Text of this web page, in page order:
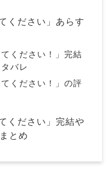
ください」あらす
ください！」完結
バレ
ください！」の評
ください」完結や
とめ